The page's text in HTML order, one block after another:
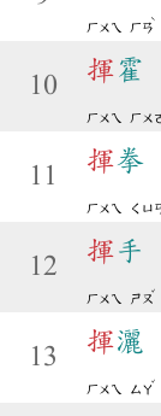
ㄏㄨㄟ ㄏㄢ
ˋ
10
揮霍
ㄏㄨㄟ ㄏㄨ
11
揮拳
ㄏㄨㄟ ㄑㄩ
12
揮手
ㄏㄨㄟ ㄕㄡ
ˇ
13
揮灑
ㄏㄨㄟ ㄙㄚ
ˇ